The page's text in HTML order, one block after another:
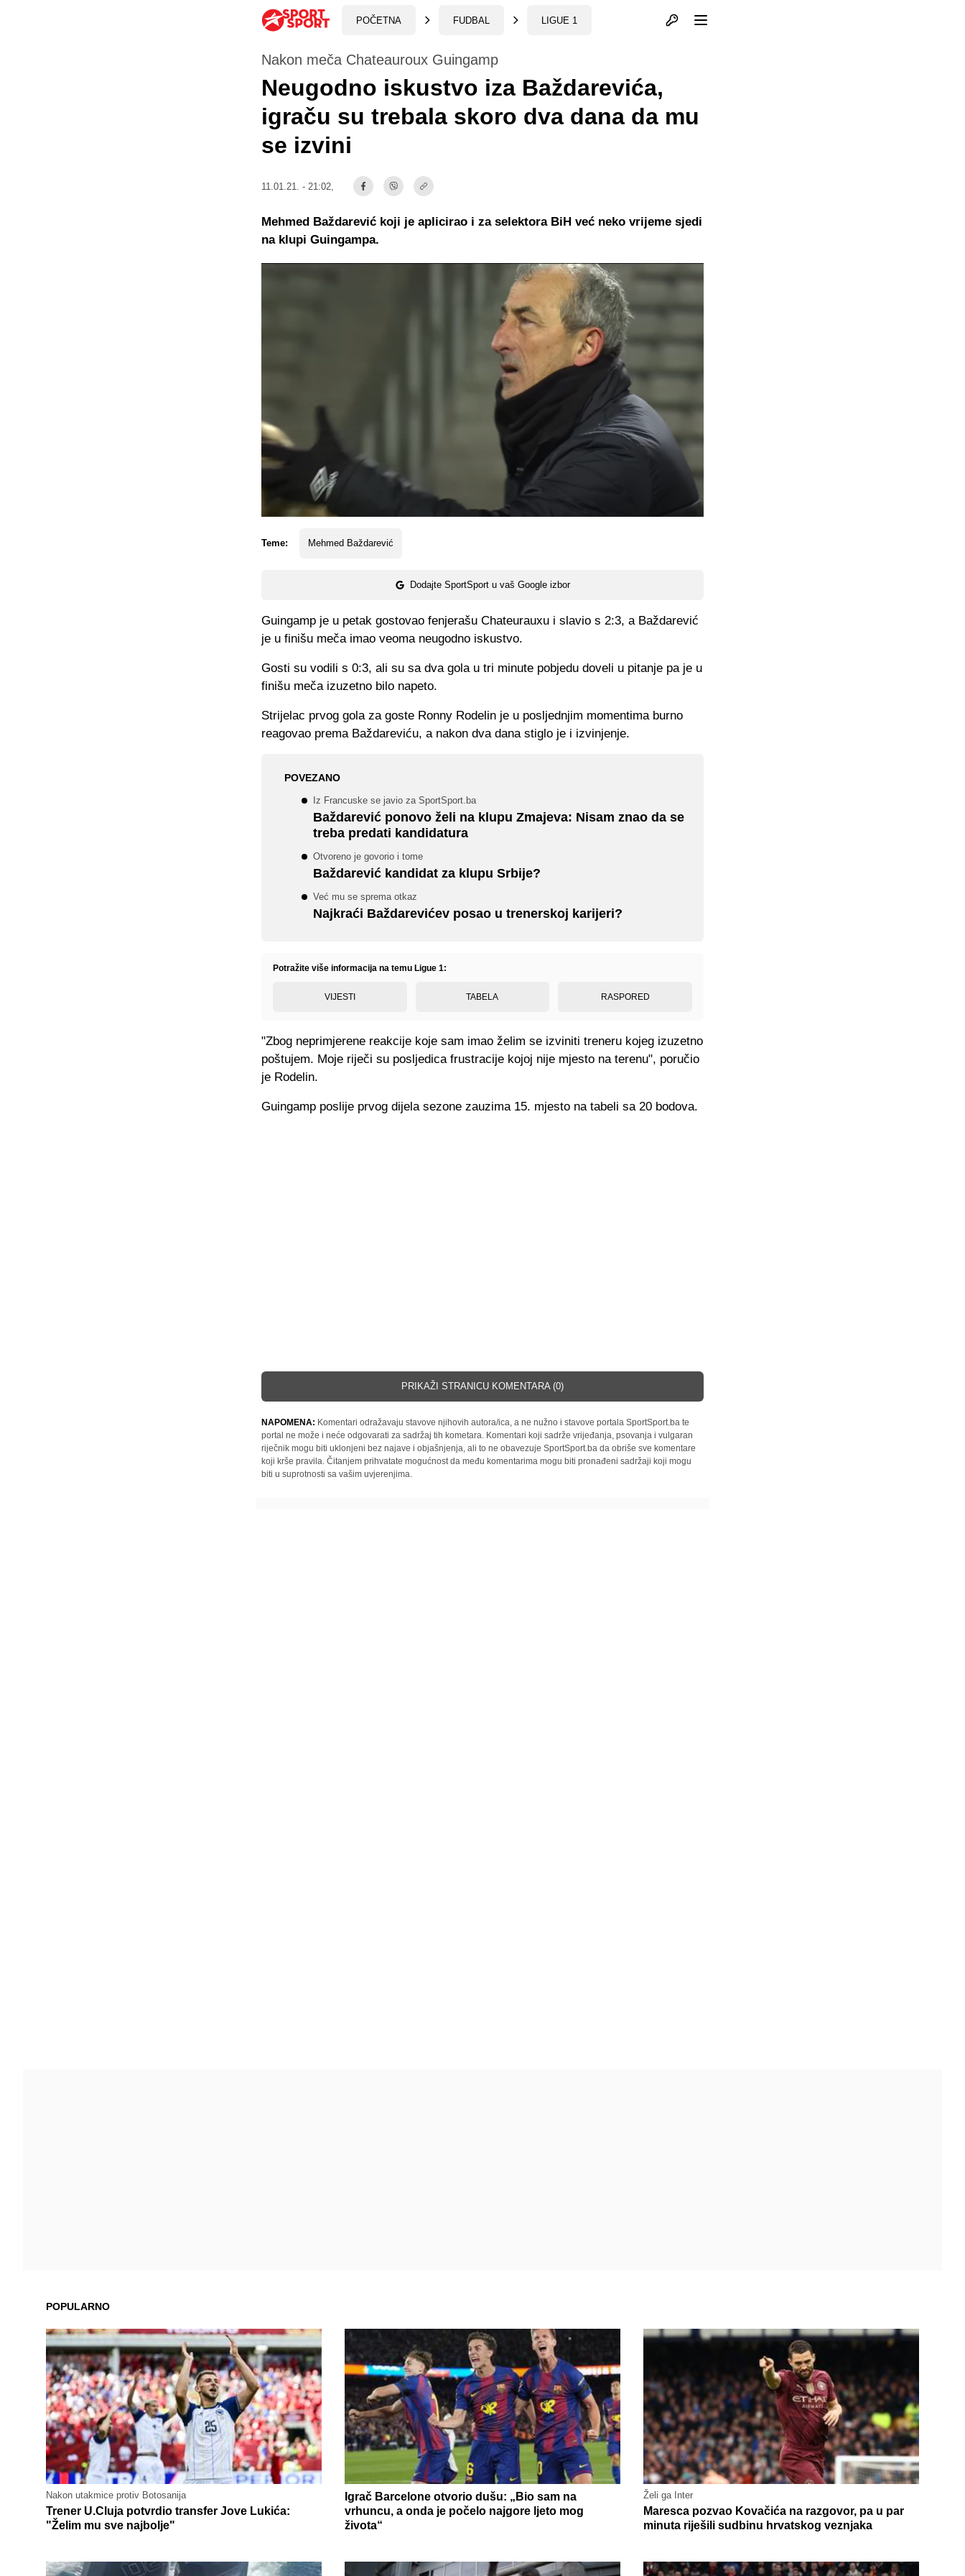
POČETNA FUDBAL LIGUE 1 Otvori profil
Nakon meča Chateauroux Guingamp
Neugodno iskustvo iza Baždarevića,
igraču su trebala skoro dva dana da mu
se izvini
11.01.21. - 21:02,
Teme: Mehmed Baždarević
Dodajte SportSport u vaš Google izbor
Mehmed Baždarević koji je aplicirao i za selektora BiH već neko vrijeme sjedi
na klupi Guingampa.
Guingamp je u petak gostovao fenjerašu Chateurauxu i slavio s 2:3, a Baždarević
je u finišu meča imao veoma neugodno iskustvo.
Gosti su vodili s 0:3, ali su sa dva gola u tri minute pobjedu doveli u pitanje pa je u
finišu meča izuzetno bilo napeto.
Strijelac prvog gola za goste Ronny Rodelin je u posljednjim momentima burno
reagovao prema Baždareviću, a nakon dva dana stiglo je i izvinjenje.
POVEZANO
Iz Francuske se javio za SportSport.ba
Baždarević ponovo želi na klupu Zmajeva: Nisam znao da se
treba predati kandidatura
Otvoreno je govorio i tome
Baždarević kandidat za klupu Srbije?
Već mu se sprema otkaz
Najkraći Baždarevićev posao u trenerskoj karijeri?
Potražite više informacija na temu Ligue 1:
VIJESTI TABELA RASPORED
"Zbog neprimjerene reakcije koje sam imao želim se izviniti treneru kojeg izuzetno
poštujem. Moje riječi su posljedica frustracije kojoj nije mjesto na terenu", poručio
je Rodelin.
Guingamp poslije prvog dijela sezone zauzima 15. mjesto na tabeli sa 20 bodova.
PRIKAŽI STRANICU KOMENTARA (0)
NAPOMENA: Komentari odražavaju stavove njihovih autora/ica, a ne nužno i stavove portala SportSport.ba te
portal ne može i neće odgovarati za sadržaj tih kometara. Komentari koji sadrže vrijeđanja, psovanja i vulgaran
riječnik mogu biti uklonjeni bez najave i objašnjenja, ali to ne obavezuje SportSport.ba da obriše sve komentare
koji krše pravila. Čitanjem prihvatate mogućnost da među komentarima mogu biti pronađeni sadržaji koji mogu
biti u suprotnosti sa vašim uvjerenjima.
POPULARNO
Nakon utakmice protiv Botosanija
Trener U.Cluja potvrdio transfer Jove Lukića:
"Želim mu sve najbolje"
Igrač Barcelone otvorio dušu: „Bio sam na
vrhuncu, a onda je počelo najgore ljeto mog
života“
Želi ga Inter
Maresca pozvao Kovačića na razgovor, pa u par
minuta riješili sudbinu hrvatskog veznjaka